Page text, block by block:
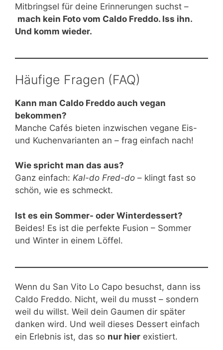
Mitbringsel für deine Erinnerungen suchst –
mach kein Foto vom Caldo Freddo. Iss ihn.
Und komm wieder.
Häufige Fragen (FAQ)
Kann man Caldo Freddo auch vegan
bekommen?
Manche Cafés bieten inzwischen vegane Eis-
und Kuchenvarianten an – frag einfach nach!
Wie spricht man das aus?
Ganz einfach: Kal-do Fred-do – klingt fast so
schön, wie es schmeckt.
Ist es ein Sommer- oder Winterdessert?
Beides! Es ist die perfekte Fusion – Sommer
und Winter in einem Löffel.
Wenn du San Vito Lo Capo besuchst, dann iss
Caldo Freddo. Nicht, weil du musst – sondern
weil du willst. Weil dein Gaumen dir später
danken wird. Und weil dieses Dessert einfach
ein Erlebnis ist, das so nur hier existiert.